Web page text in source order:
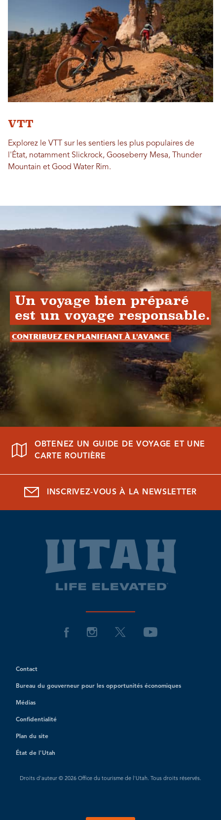
VTT
Explorez le VTT sur les sentiers les plus populaires de
l'État, notamment Slickrock, Gooseberry Mesa, Thunder
Mountain et Good Water Rim.
Un voyage bien préparé
est un voyage responsable.
Contribuez en planifiant à l'avance
OBTENEZ UN GUIDE DE VOYAGE ET UNE
CARTE ROUTIÈRE
INSCRIVEZ-VOUS À LA NEWSLETTER
Contact
Bureau du gouverneur pour les opportunités économiques
Médias
Confidentialité
Plan du site
État de l'Utah
Droits d'auteur © 2026 Office du tourisme de l'Utah. Tous droits réservés.